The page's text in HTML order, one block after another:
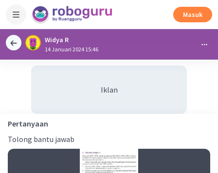
Masuk
Widya R
14 Januari 2024 15:46
Iklan
Pertanyaan
Tolong bantu jawab